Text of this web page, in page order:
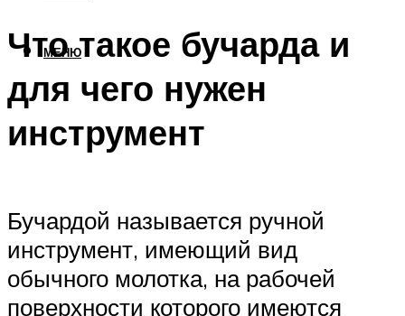
МЕНЮ
Что такое бучарда и
для чего нужен
инструмент
Бучардой называется ручной
инструмент, имеющий вид
обычного молотка, на рабочей
поверхности которого имеются